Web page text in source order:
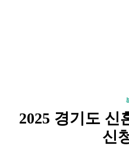
2025 경기도 신
신